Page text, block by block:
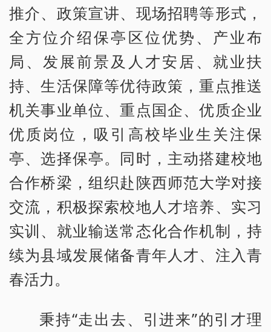
推介、政策宣讲、现场招聘等形式，
全方位介绍保亭区位优势、产业布
局、发展前景及人才安居、就业扶
持、生活保障等优待政策，重点推送
机关事业单位、重点国企、优质企业
优质岗位，吸引高校毕业生关注保
亭、选择保亭。同时，主动搭建校地
合作桥梁，组织赴陕西师范大学对接
交流，积极探索校地人才培养、实习
实训、就业输送常态化合作机制，持
续为县域发展储备青年人才、注入青
春活力。
秉持“走出去、引进来”的引才理